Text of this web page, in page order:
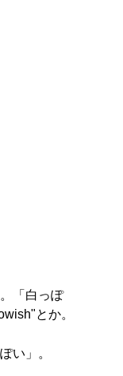
「白っぽ
とか。
い」。